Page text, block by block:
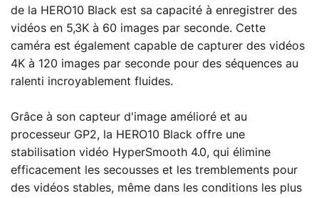
de la HERO10 Black est sa capacité à enregistrer des
vidéos en 5,3K à 60 images par seconde. Cette
caméra est également capable de capturer des vidéos
4K à 120 images par seconde pour des séquences au
ralenti incroyablement fluides.
Grâce à son capteur d'image amélioré et au
processeur GP2, la HERO10 Black offre une
stabilisation vidéo HyperSmooth 4.0, qui élimine
efficacement les secousses et les tremblements pour
des vidéos stables, même dans les conditions les plus